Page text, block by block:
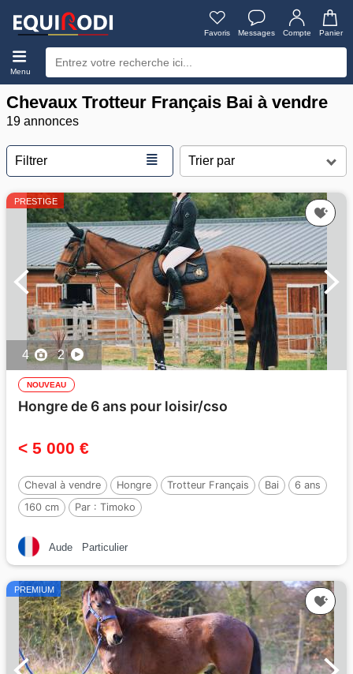
Favoris Messages Compte Panier
Menu
Chevaux Trotteur Français Bai à vendre
19 annonces
Filtrer ≣
PRESTIGE
4 2
NOUVEAU
Hongre de 6 ans pour loisir/cso
< 5 000 €
Cheval à vendre Hongre Trotteur Français Bai
6 ans
160 cm
Par : Timoko
Aude Particulier
PREMIUM